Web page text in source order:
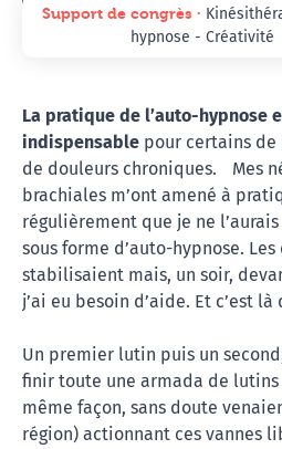
Support de congrès ∙
hypnose - Créativité
La pratique de l’auto-hypnose
indispensable pour certains
de douleurs chroniques. Mes
brachiales m’ont amené à
régulièrement que je ne
sous forme d’auto-hypnose. Les
stabilisaient mais, un soir,
j’ai eu besoin d’aide. Et c’est
Un premier lutin puis un
finir toute une armada de
même façon, sans doute
région) actionnant ces vannes